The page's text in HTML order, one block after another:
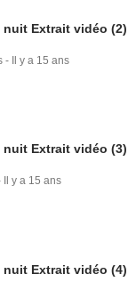
nuit Extrait vidéo (2)
- Il y a 15 ans
nuit Extrait vidéo (3)
Il y a 15 ans
nuit Extrait vidéo (4)